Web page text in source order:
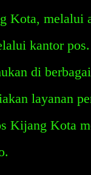
Kota, melalui
kantor
di
layanan
Kijang Kota